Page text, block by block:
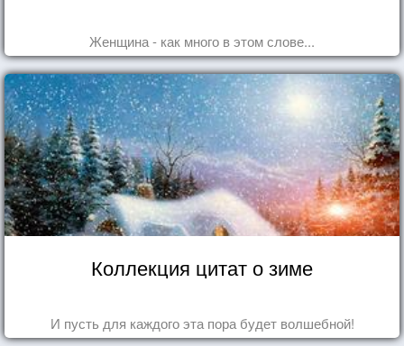
Женщина - как много в этом слове...
Коллекция цитат о зиме
И пусть для каждого эта пора будет волшебной!